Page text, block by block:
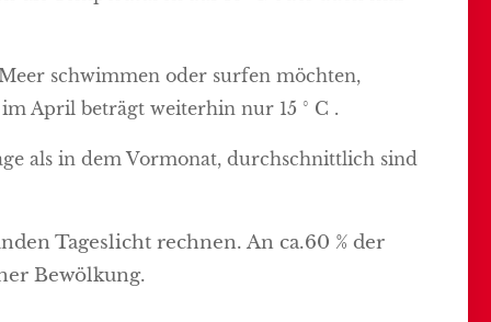
schwimmen oder surfen möchten,
April beträgt weiterhin nur 15 ° C .
als in dem Vormonat, durchschnittlich sind
Tageslicht rechnen. An ca.60 % der
Bewölkung.